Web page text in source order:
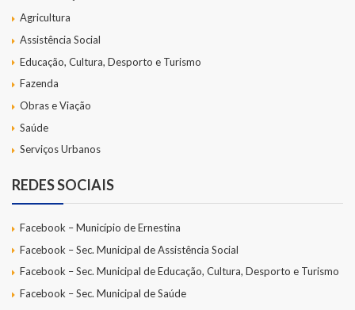
Agricultura
Assistência Social
Educação, Cultura, Desporto e Turismo
Fazenda
Obras e Viação
Saúde
Serviços Urbanos
REDES SOCIAIS
Facebook – Município de Ernestina
Facebook – Sec. Municipal de Assistência Social
Facebook – Sec. Municipal de Educação, Cultura, Desporto e Turismo
Facebook – Sec. Municipal de Saúde